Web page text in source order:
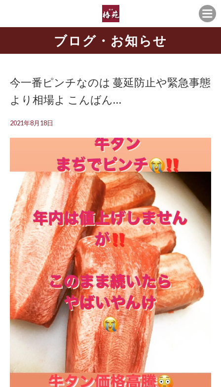
ブログ・お知らせ
今一番ピンチなのは️ 蔓延防止や緊急事態
より相場よ こんばん…
2021年8月18日